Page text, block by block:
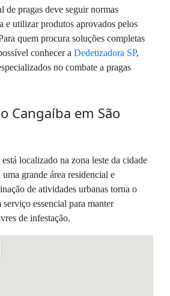
de pragas deve seguir normas
e utilizar produtos aprovados pelos
quem procura soluções completas
conhecer a Dedetizadora SP,
no combate a pragas
Cangaíba em São
localizado na zona leste da cidade
grande área residencial e
de atividades urbanas torna o
essencial para manter
de infestação.